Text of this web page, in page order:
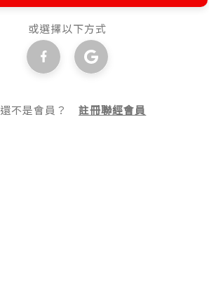
或選擇以下方式
還不是會員？註冊聯經會員